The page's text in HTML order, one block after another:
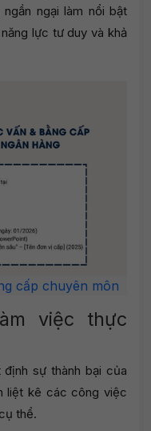
ngại làm nổi bật
lực tư duy và khả
cấp chuyên môn
việc thực
sự thành bại của
liệt kê các công việc
thể.